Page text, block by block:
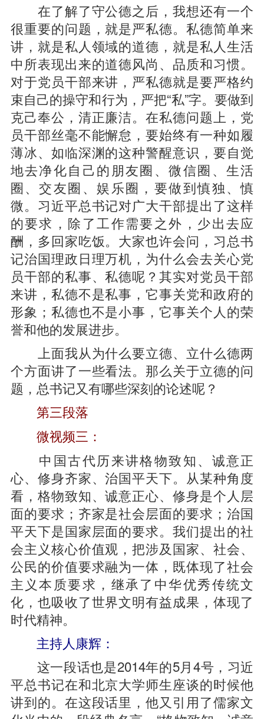
在了解了守公德之后，我想还有一个
很重要的问题，就是严私德。私德简单来
讲，就是私人领域的道德，就是私人生活
中所表现出来的道德风尚、品质和习惯。
对于党员干部来讲，严私德就是要严格约
束自己的操守和行为，严把“私”字。要做到
克己奉公，清正廉洁。在私德问题上，党
员干部丝毫不能懈怠，要始终有一种如履
薄冰、如临深渊的这种警醒意识，要自觉
地去净化自己的朋友圈、微信圈、生活
圈、交友圈、娱乐圈，要做到慎独、慎
微。习近平总书记对广大干部提出了这样
的要求，除了工作需要之外，少出去应
酬，多回家吃饭。大家也许会问，习总书
记治国理政日理万机，为什么会去关心党
员干部的私事、私德呢？其实对党员干部
来讲，私德不是私事，它事关党和政府的
形象；私德也不是小事，它事关个人的荣
誉和他的发展进步。
上面我从为什么要立德、立什么德两
个方面讲了一些看法。那么关于立德的问
题，总书记又有哪些深刻的论述呢？
第三段落
微视频三：
中国古代历来讲格物致知、诚意正
心、修身齐家、治国平天下。从某种角度
看，格物致知、诚意正心、修身是个人层
面的要求；齐家是社会层面的要求；治国
平天下是国家层面的要求。我们提出的社
会主义核心价值观，把涉及国家、社会、
公民的价值要求融为一体，既体现了社会
主义本质要求，继承了中华优秀传统文
化，也吸收了世界文明有益成果，体现了
时代精神。
主持人康辉：
这一段话也是2014年的5月4号，习近
平总书记在和北京大学师生座谈的时候他
讲到的。在这段话里，他又引用了儒家文